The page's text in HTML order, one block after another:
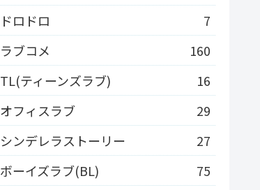
ドロドロ
7
ラブコメ
160
TL(ティーンズラブ)
16
オフィスラブ
29
シンデレラストーリー
27
ボーイズラブ(BL)
75